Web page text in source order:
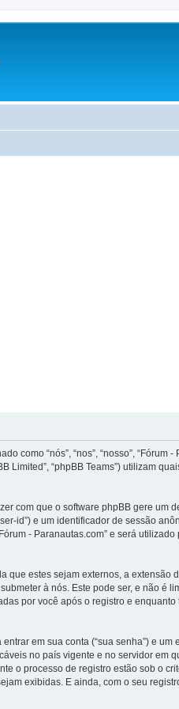
como “nós”, “nos”, “nosso”, “Fórum -
Limited”, “phpBB Teams”) utilizam
com que o software phpBB gere um
id”) e um identificador de sessão
- Paranautas.com” e será
que estes sejam externos, a extensão
à nós. Este pode ser, e não é
por você após o registro e
em sua conta (“sua senha”) e um
no país vigente e no servidor em
o processo de registro estão sob o
exibidas. E ainda, com o seu